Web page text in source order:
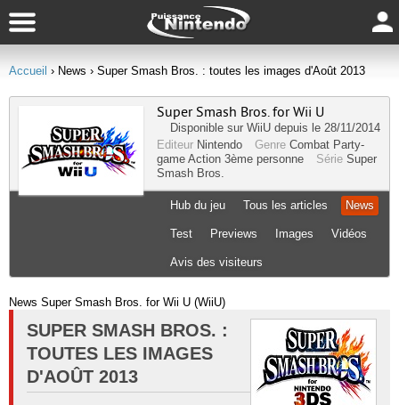
Accueil › News › Super Smash Bros. : toutes les images d'Août 2013
Super Smash Bros. for Wii U
Disponible sur WiiU depuis le 28/11/2014
Editeur Nintendo Genre Combat Party-
game Action 3ème personne Série Super
Smash Bros.
Hub du jeu Tous les articles News
Test Previews Images Vidéos
Avis des visiteurs
News Super Smash Bros. for Wii U (WiiU)
SUPER SMASH BROS. :
TOUTES LES IMAGES
D'AOÛT 2013